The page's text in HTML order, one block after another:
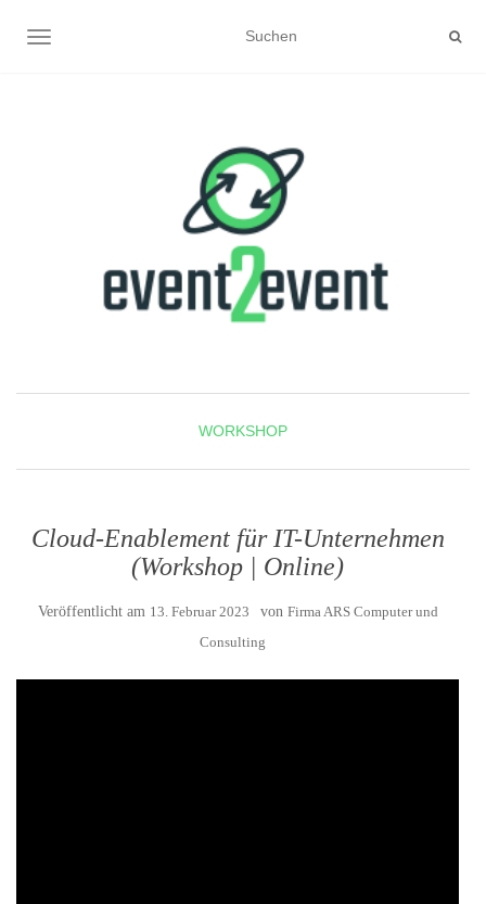
NAVIGATION UMSCHALTEN
WORKSHOP
Cloud-Enablement für IT-Unternehmen
(Workshop | Online)
Veröffentlicht am 13. Februar 2023 von Firma ARS Computer und
Consulting